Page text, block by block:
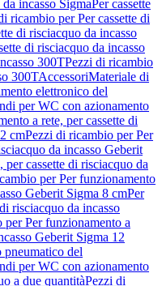
incasso SigmaPer cassette
ricambio per Per cassette di
di risciacquo da incasso
di risciacquo da incasso
300TPezzi di ricambio
300TAccessoriMateriale di
elettronico del
per WC con azionamento
a rete, per cassette di
cmPezzi di ricambio per Per
da incasso Geberit
cassette di risciacquo da
per Per funzionamento
Geberit Sigma 8 cmPer
risciacquo da incasso
Per funzionamento a
Geberit Sigma 12
del
per WC con azionamento
a due quantitàPezzi di